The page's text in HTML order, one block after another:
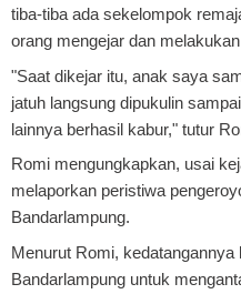
tiba-tiba ada sekelompok
orang mengejar dan
"Saat dikejar itu, anak saya
jatuh langsung dipukulin
lainnya berhasil kabur," tutur
Romi mengungkapkan, usai
melaporkan peristiwa
Bandarlampung.
Menurut Romi, kedatangannya
Bandarlampung untuk